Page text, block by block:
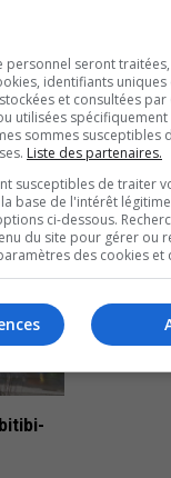
a tué
Feux de
7 juin
personnel seront
identifiants uniques
et consultées par
utilisées
sommes susceptibles
Liste des partenaires.
susceptibles de traiter
base de l'intérêt
ci-dessous.
du site pour gérer ou
des cookies et